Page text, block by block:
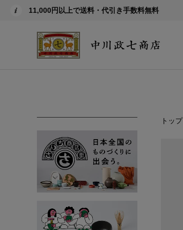
11,000円以上で送料・代引き手数料無料
トップ